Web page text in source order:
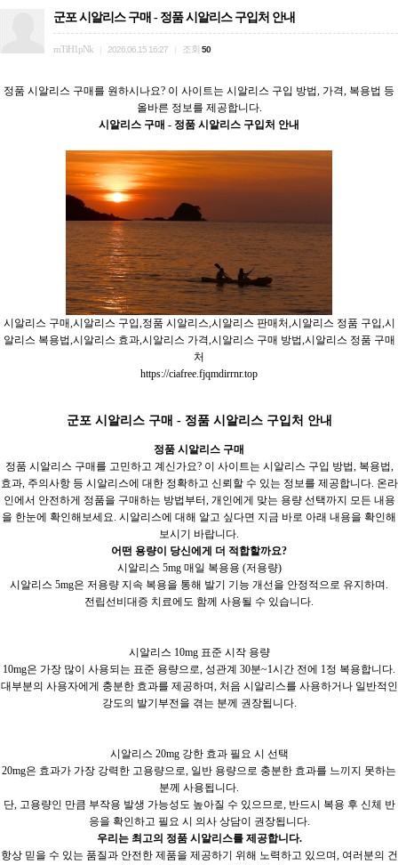
군포 시알리스 구매 - 정품 시알리스 구입처 안내
mTiH1pNk 2026.06.15 16:27 조회 50
정품 시알리스 구매를 원하시나요? 이 사이트는 시알리스 구입 방법, 가격, 복용법 등
올바른 정보를 제공합니다.
시알리스 구매 - 정품 시알리스 구입처 안내
시알리스 구매,시알리스 구입,정품 시알리스,시알리스 판매처,시알리스 정품 구입,시
알리스 복용법,시알리스 효과,시알리스 가격,시알리스 구매 방법,시알리스 정품 구매
처
https://ciafree.fjqmdirrnr.top
군포 시알리스 구매 - 정품 시알리스 구입처 안내
정품 시알리스 구매
정품 시알리스 구매를 고민하고 계신가요? 이 사이트는 시알리스 구입 방법, 복용법,
효과, 주의사항 등 시알리스에 대한 정확하고 신뢰할 수 있는 정보를 제공합니다. 온라
인에서 안전하게 정품을 구매하는 방법부터, 개인에게 맞는 용량 선택까지 모든 내용
을 한눈에 확인해보세요. 시알리스에 대해 알고 싶다면 지금 바로 아래 내용을 확인해
보시기 바랍니다.
어떤 용량이 당신에게 더 적합할까요?
시알리스 5mg 매일 복용용 (저용량)
시알리스 5mg은 저용량 지속 복용을 통해 발기 기능 개선을 안정적으로 유지하며.
전립선비대증 치료에도 함께 사용될 수 있습니다.
시알리스 10mg 표준 시작 용량
10mg은 가장 많이 사용되는 표준 용량으로, 성관계 30분~1시간 전에 1정 복용합니다.
대부분의 사용자에게 충분한 효과를 제공하며, 처음 시알리스를 사용하거나 일반적인
강도의 발기부전을 겪는 분께 권장됩니다.
시알리스 20mg 강한 효과 필요 시 선택
20mg은 효과가 가장 강력한 고용량으로, 일반 용량으로 충분한 효과를 느끼지 못하는
분께 사용됩니다.
단, 고용량인 만큼 부작용 발생 가능성도 높아질 수 있으므로, 반드시 복용 후 신체 반
응을 확인하고 필요 시 의사 상담이 권장됩니다.
우리는 최고의 정품 시알리스를 제공합니다.
항상 믿을 수 있는 품질과 안전한 제품을 제공하기 위해 노력하고 있으며, 여러분의 건